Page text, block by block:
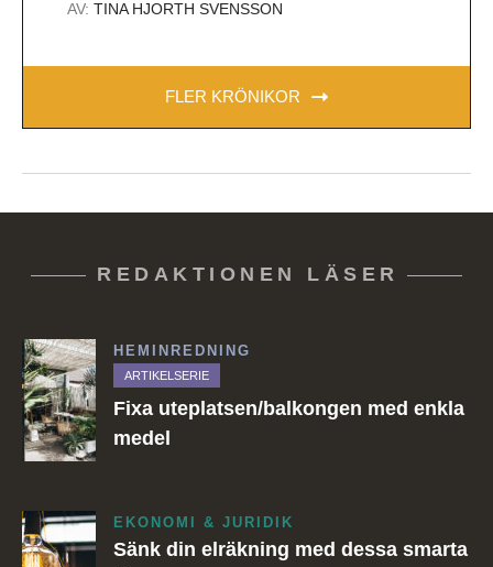
AV: TINA HJORTH SVENSSON
FLER KRÖNIKOR
REDAKTIONEN LÄSER
HEMINREDNING
ARTIKELSERIE
Fixa uteplatsen/balkongen med enkla
medel
EKONOMI & JURIDIK
Sänk din elräkning med dessa smarta